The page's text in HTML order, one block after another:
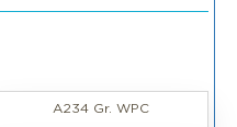
A234 Gr. WPC